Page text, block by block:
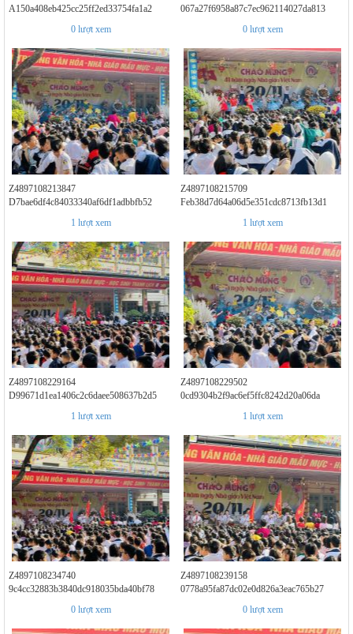
A150a408eb425cc25ff2ed33754fa1a2
0lượt xem
067a27f6958a87c7ec962114027da813
0lượt xem
Z4897108213847
D7bae6df4c84033340af6df1adbbfb52
1 lượt xem
Z4897108215709
Feb38d7d64a06d5e351cdc8713fb13d1
1 lượt xem
Z4897108229164
D99671d1ea1406c2c6daee508637b2d5
1 lượt xem
Z4897108229502
0cd9304b2f9ac6ef5ffc8242d20a06da
1 lượt xem
Z4897108234740
9c4cc32883b3840dc918035bda40bf78
0lượt xem
Z4897108239158
0778a95fa87dc02e0d826a3eac765b27
0lượt xem